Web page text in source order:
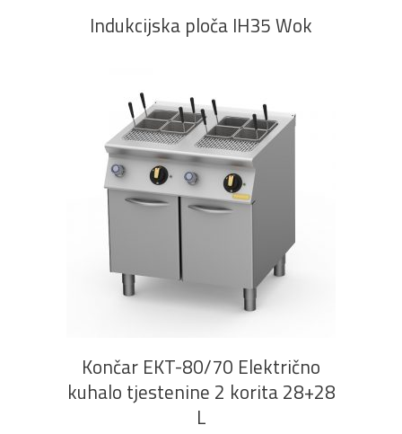
Indukcijska ploča IH35 Wok
PROČITAJ VIŠE
Končar EKT-80/70 Električno
kuhalo tjestenine 2 korita 28+28
L